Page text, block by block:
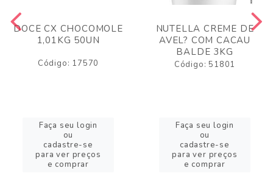
DOCE CX CHOCOMOLE
1,01KG 50UN
Código: 17570
Faça seu login
ou
cadastre-se
para ver preços
e comprar
NUTELLA CREME DE
AVEL? COM CACAU
BALDE 3KG
Código: 51801
Faça seu login
ou
cadastre-se
para ver preços
e comprar